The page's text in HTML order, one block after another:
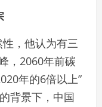
，他认为有三
，2060年前碳
年的6倍以上”
背景下，中国